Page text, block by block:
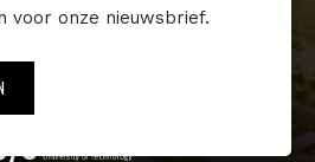
Nederland
by The Cre8ion.Lab
voor onze nieuwsbrief.